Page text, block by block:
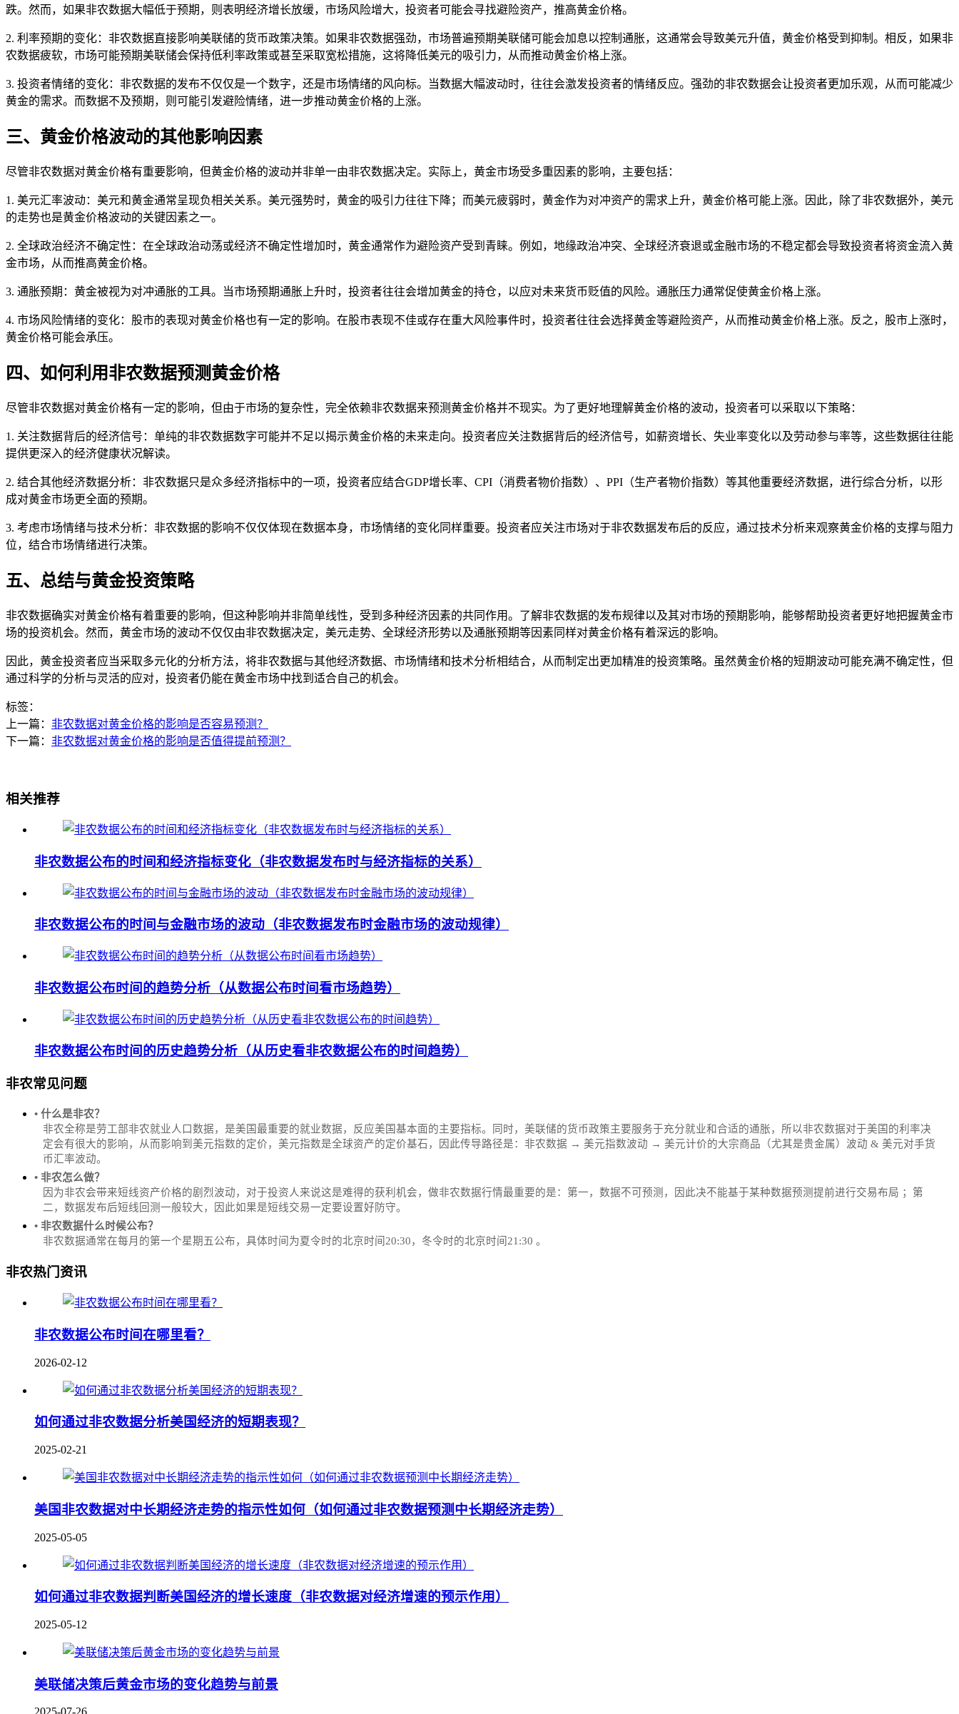
跌。然而，如果非农数据大幅低于预期，则表明经济增长放缓，市场风险增大，投资者可能会寻找避险资产，推高黄金价格。
2. 利率预期的变化：非农数据直接影响美联储的货币政策决策。如果非农数据强劲，市场普遍预期美联储可能会加息以控制通胀，这通常会导致美元升值，黄金价格受到抑制。相反，如果非
农数据疲软，市场可能预期美联储会保持低利率政策或甚至采取宽松措施，这将降低美元的吸引力，从而推动黄金价格上涨。
3. 投资者情绪的变化：非农数据的发布不仅仅是一个数字，还是市场情绪的风向标。当数据大幅波动时，往往会激发投资者的情绪反应。强劲的非农数据会让投资者更加乐观，从而可能减少
黄金的需求。而数据不及预期，则可能引发避险情绪，进一步推动黄金价格的上涨。
三、黄金价格波动的其他影响因素
尽管非农数据对黄金价格有重要影响，但黄金价格的波动并非单一由非农数据决定。实际上，黄金市场受多重因素的影响，主要包括：
1. 美元汇率波动：美元和黄金通常呈现负相关关系。美元强势时，黄金的吸引力往往下降；而美元疲弱时，黄金作为对冲资产的需求上升，黄金价格可能上涨。因此，除了非农数据外，美元
的走势也是黄金价格波动的关键因素之一。
2. 全球政治经济不确定性：在全球政治动荡或经济不确定性增加时，黄金通常作为避险资产受到青睐。例如，地缘政治冲突、全球经济衰退或金融市场的不稳定都会导致投资者将资金流入黄
金市场，从而推高黄金价格。
3. 通胀预期：黄金被视为对冲通胀的工具。当市场预期通胀上升时，投资者往往会增加黄金的持仓，以应对未来货币贬值的风险。通胀压力通常促使黄金价格上涨。
4. 市场风险情绪的变化：股市的表现对黄金价格也有一定的影响。在股市表现不佳或存在重大风险事件时，投资者往往会选择黄金等避险资产，从而推动黄金价格上涨。反之，股市上涨时，
黄金价格可能会承压。
四、如何利用非农数据预测黄金价格
尽管非农数据对黄金价格有一定的影响，但由于市场的复杂性，完全依赖非农数据来预测黄金价格并不现实。为了更好地理解黄金价格的波动，投资者可以采取以下策略：
1. 关注数据背后的经济信号：单纯的非农数据数字可能并不足以揭示黄金价格的未来走向。投资者应关注数据背后的经济信号，如薪资增长、失业率变化以及劳动参与率等，这些数据往往能
提供更深入的经济健康状况解读。
2. 结合其他经济数据分析：非农数据只是众多经济指标中的一项，投资者应结合GDP增长率、CPI（消费者物价指数）、PPI（生产者物价指数）等其他重要经济数据，进行综合分析，以形
成对黄金市场更全面的预期。
3. 考虑市场情绪与技术分析：非农数据的影响不仅仅体现在数据本身，市场情绪的变化同样重要。投资者应关注市场对于非农数据发布后的反应，通过技术分析来观察黄金价格的支撑与阻力
位，结合市场情绪进行决策。
五、总结与黄金投资策略
非农数据确实对黄金价格有着重要的影响，但这种影响并非简单线性，受到多种经济因素的共同作用。了解非农数据的发布规律以及其对市场的预期影响，能够帮助投资者更好地把握黄金市
场的投资机会。然而，黄金市场的波动不仅仅由非农数据决定，美元走势、全球经济形势以及通胀预期等因素同样对黄金价格有着深远的影响。
因此，黄金投资者应当采取多元化的分析方法，将非农数据与其他经济数据、市场情绪和技术分析相结合，从而制定出更加精准的投资策略。虽然黄金价格的短期波动可能充满不确定性，但
通过科学的分析与灵活的应对，投资者仍能在黄金市场中找到适合自己的机会。
标签：
上一篇： 非农数据对黄金价格的影响是否容易预测？
下一篇： 非农数据对黄金价格的影响是否值得提前预测？
相关推荐
非农数据公布的时间和经济指标变化（非农数据发布时与经济指标的关系）
非农数据公布的时间与金融市场的波动（非农数据发布时金融市场的波动规律）
非农数据公布时间的趋势分析（从数据公布时间看市场趋势）
非农数据公布时间的历史趋势分析（从历史看非农数据公布的时间趋势）
非农常见问题
• 什么是非农？
非农全称是劳工部非农就业人口数据，是美国最重要的就业数据，反应美国基本面的主要指标。同时，美联储的货币政策主要服务于充分就业和合适的通胀，所以非农数据对于美国的利率决
定会有很大的影响，从而影响到美元指数的定价，美元指数是全球资产的定价基石，因此传导路径是：非农数据 → 美元指数波动 → 美元计价的大宗商品（尤其是贵金属）波动 & 美元对手货
币汇率波动。
• 非农怎么做？
因为非农会带来短线资产价格的剧烈波动，对于投资人来说这是难得的获利机会，做非农数据行情最重要的是：第一，数据不可预测，因此决不能基于某种数据预测提前进行交易布局 ；第
二，数据发布后短线回测一般较大，因此如果是短线交易一定要设置好防守。
• 非农数据什么时候公布？
‌非农数据通常在每月的第一个星期五公布，具体时间为夏令时的北京时间20:30，冬令时的北京时间21:30‌‌ 。
非农热门资讯
非农数据公布时间在哪里看？
2026-02-12
如何通过非农数据分析美国经济的短期表现？
2025-02-21
美国非农数据对中长期经济走势的指示性如何（如何通过非农数据预测中长期经济走势）
2025-05-05
如何通过非农数据判断美国经济的增长速度（非农数据对经济增速的预示作用）
2025-05-12
美联储决策后黄金市场的变化趋势与前景